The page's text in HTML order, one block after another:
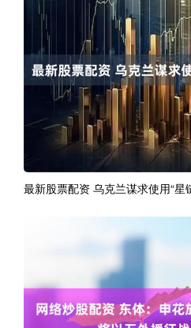
最新股票配资 乌克兰谋求使用“星